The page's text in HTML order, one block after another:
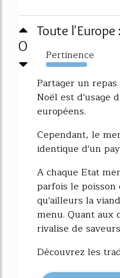
0
Toute l'Europe
Pertinence
240%
Partager un
Noël est d'usage
européens.
Cependant, le
identique d'un
A chaque Etat
parfois le
qu'ailleurs la
menu. Quant aux
rivalise de
Découvrez les